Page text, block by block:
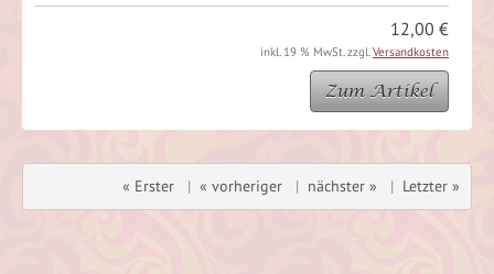
12,00 €
inkl. 19 % MwSt. zzgl.Versandkosten
Zum Artikel
« Erster | « vorheriger | nächster » | Letzter »